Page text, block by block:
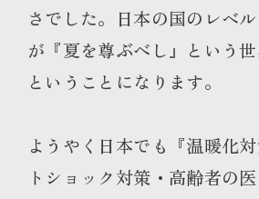
さでした。日本の国のレベル
が『夏を尊ぶべし』という
ということになります。
ようやく日本でも『温暖化
トショック対策・高齢者の医